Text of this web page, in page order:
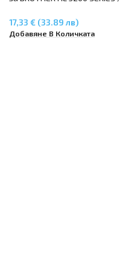
17,33 € (33.89 лв)
Добавяне В Количката